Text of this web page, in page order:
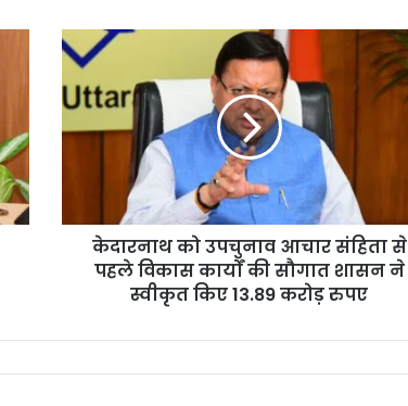
केदारनाथ को उपचुनाव आचार संहिता से
पहले विकास कार्यों की सौगात शासन ने
स्वीकृत किए 13.89 करोड़ रुपए